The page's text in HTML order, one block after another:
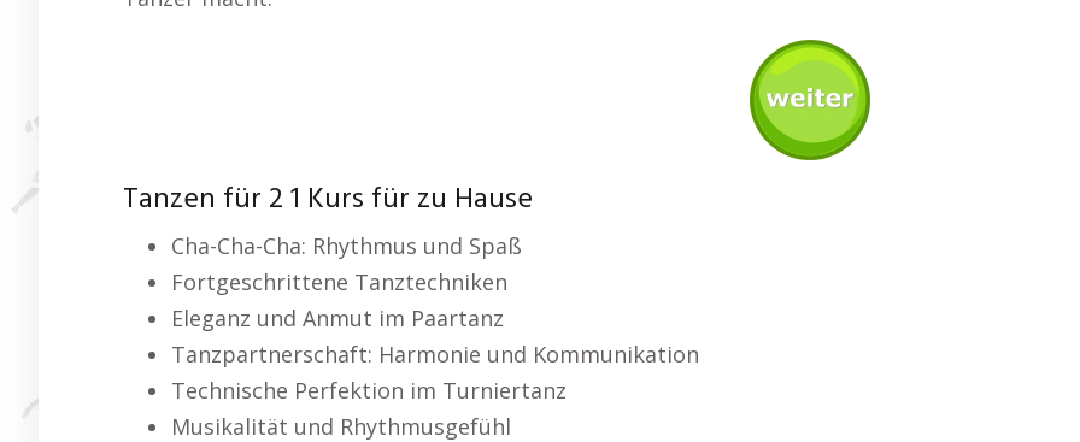
Tanzen für 2 1 Kurs für zu Hause
Cha-Cha-Cha: Rhythmus und Spaß
Fortgeschrittene Tanztechniken
Eleganz und Anmut im Paartanz
Tanzpartnerschaft: Harmonie und Kommunikation
Technische Perfektion im Turniertanz
Musikalität und Rhythmusgefühl